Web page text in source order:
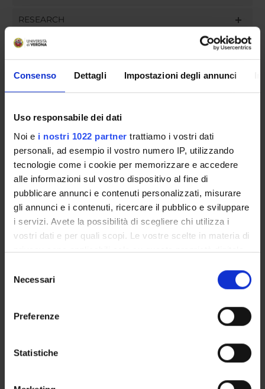
Consenso Dettagli Impostazioni degli annunci
Uso responsabile dei dati
Noi e i nostri 1022 partner trattiamo i vostri dati
personali, ad esempio il vostro numero IP, utilizzando
tecnologie come i cookie per memorizzare e accedere
alle informazioni sul vostro dispositivo al fine di
pubblicare annunci e contenuti personalizzati, misurare
gli annunci e i contenuti, ricercare il pubblico e sviluppare
i servizi. Avete la possibilità di scegliere chi utilizza i
vostri dati e per quali scopi. Le vostre scelte in materia di
privacy sono applicabili solo su questa proprietà digitale
modificare o revocare il proprio consenso in qualsiasi
momento dalla Dichiarazione sui cookie o facendo clic
raccogliere informazioni sulla tua posizione
geografica, con un'approssimazione di qualche
delNecessari
Preferenze
Statistiche
RESEARCH
PROJECTS
PUBLICATIONS
ORGANISATION
GOVERNANCE
COMMITTEES
DEPARTMENT ADMINISTRATION OFFICES
LIBRARIES